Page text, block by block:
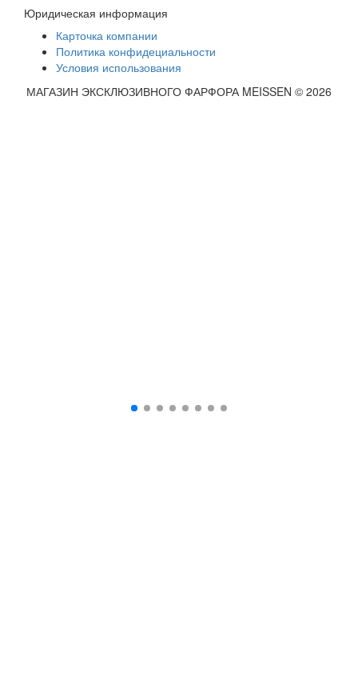
Юридическая информация
Карточка компании
Политика конфидециальности
Условия использования
МАГАЗИН ЭКСКЛЮЗИВНОГО ФАРФОРА MEISSEN © 2026